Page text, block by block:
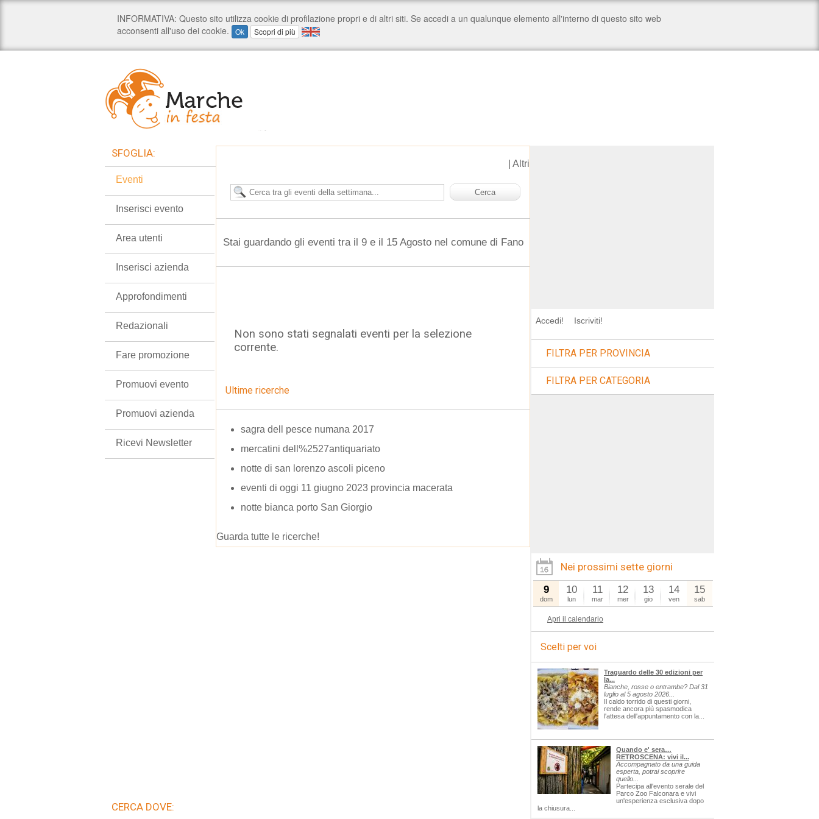
Altri
Stai guardando gli eventi tra il 9 e il 15 Agosto nel comune di Fano
Non sono stati segnalati eventi per la selezione
corrente.
Ultime ricerche
sagra dell pesce numana 2017
mercatini dell%2527antiquariato
notte di san lorenzo ascoli piceno
eventi di oggi 11 giugno 2023 provincia macerata
notte bianca porto San Giorgio
Guarda tutte le ricerche!
SFOGLIA:
Eventi
Inserisci evento
Area utenti
Inserisci azienda
Approfondimenti
Redazionali
Fare promozione
Promuovi evento
Promuovi azienda
Ricevi Newsletter
CERCA DOVE:
Accedi! Iscriviti!
FILTRA PER PROVINCIA
FILTRA PER CATEGORIA
Nei prossimi sette giorni
9
dom
10
lun
11
mar
12
mer
13
gio
14
ven
15
sab
Apri il calendario
Scelti per voi
Traguardo delle 30 edizioni per
la...
Bianche, rosse o entrambe? Dal 31
luglio al 5 agosto 2026...
Il caldo torrido di questi giorni,
rende ancora più spasmodica
l'attesa dell'appuntamento con la...
Quando e' sera…
RETROSCENA: vivi il...
Accompagnato da una guida
esperta, potrai scoprire
quello...
Partecipa all'evento serale del
Parco Zoo Falconara e vivi
un'esperienza esclusiva dopo
la chiusura...